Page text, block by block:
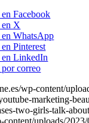
Facebook
en X
WhatsApp
Pinterest
LinkedIn
correo
wp-content/
marketing-
two-girls-talk-